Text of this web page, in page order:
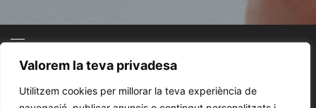
Valorem la teva privadesa
Utilitzem cookies per millorar la teva experiència de